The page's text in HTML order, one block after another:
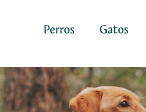
Perros Gatos